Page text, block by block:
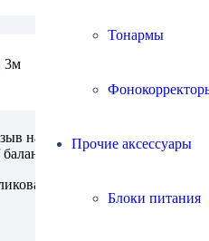
Тонармы
Прочие аксессуары
Блоки питания
3м
на “Кабель Chord Company